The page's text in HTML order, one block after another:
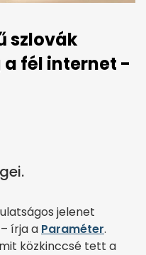
szlovák
fél internet -
jelenet
írja a Paraméter.
közkinccsé tett a